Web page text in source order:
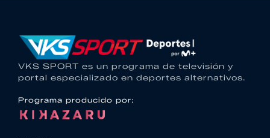
VKS SPORT es un programa de televisión y
portal especializado en deportes alternativos.
Programa producido por: